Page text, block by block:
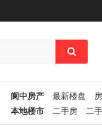
阆中房产 最新楼盘
本地楼市
二手房 二